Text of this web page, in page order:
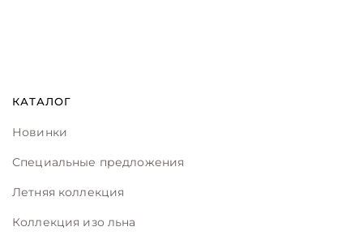
КАТАЛОГ
Новинки
Специальные предложения
Летняя коллекция
Коллекция изо льна